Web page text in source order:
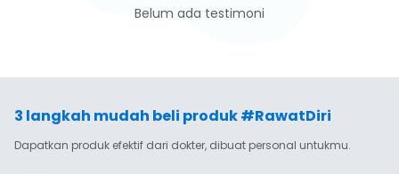
Belum ada testimoni
3 langkah mudah beli produk #RawatDiri
Dapatkan produk efektif dari dokter, dibuat personal untukmu.